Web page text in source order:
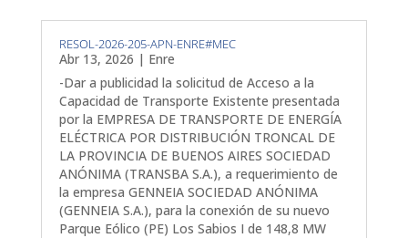
RESOL-2026-205-APN-ENRE#MEC
Abr 13, 2026 | Enre
-Dar a publicidad la solicitud de Acceso a la
Capacidad de Transporte Existente presentada
por la EMPRESA DE TRANSPORTE DE ENERGÍA
ELÉCTRICA POR DISTRIBUCIÓN TRONCAL DE
LA PROVINCIA DE BUENOS AIRES SOCIEDAD
ANÓNIMA (TRANSBA S.A.), a requerimiento de
la empresa GENNEIA SOCIEDAD ANÓNIMA
(GENNEIA S.A.), para la conexión de su nuevo
Parque Eólico (PE) Los Sabios I de 148,8 MW